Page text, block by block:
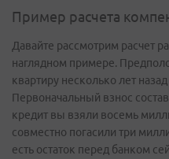
Пример расчета
Давайте рассмотрим расчет
наглядном примере.
квартиру несколько лет
Первоначальный взнос
кредит вы взяли восемь
совместно погасили три
есть остаток перед банком